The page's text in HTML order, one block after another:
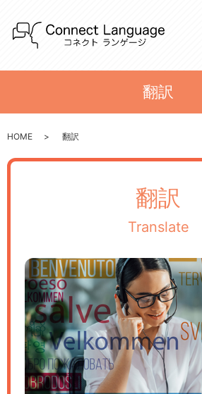
翻訳
HOME 翻訳
翻訳
Translate